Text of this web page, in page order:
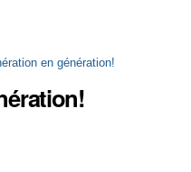
en génération!